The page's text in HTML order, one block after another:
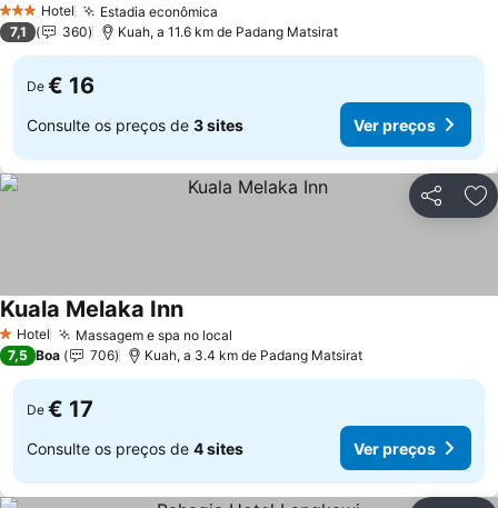
3 EstrelasHotel Estadia econômica
7,1 360 Kuah, a 11.6 km de Padang Matsirat
De € 16
Consulte os preços de 3 sites Ver preços
Partilhar
1 Estrelas
Hotel Massagem e spa no local
Kuala Melaka Inn
7,5 Boa 706 Kuah, a 3.4 km de Padang Matsirat
De € 17
Consulte os preços de 4 sites Ver preços